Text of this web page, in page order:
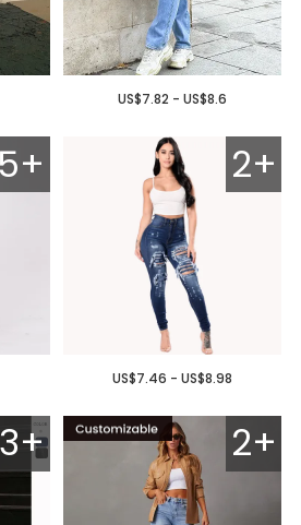
US$7.82 - US$8.6
5+ 2+
US$7.46 - US$8.98
3+ 2+